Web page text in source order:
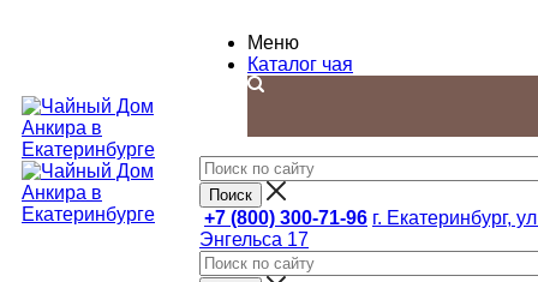
Меню
Каталог чая
+7 (800) 300-71-96 г. Екатеринбург,
Энгельса 17